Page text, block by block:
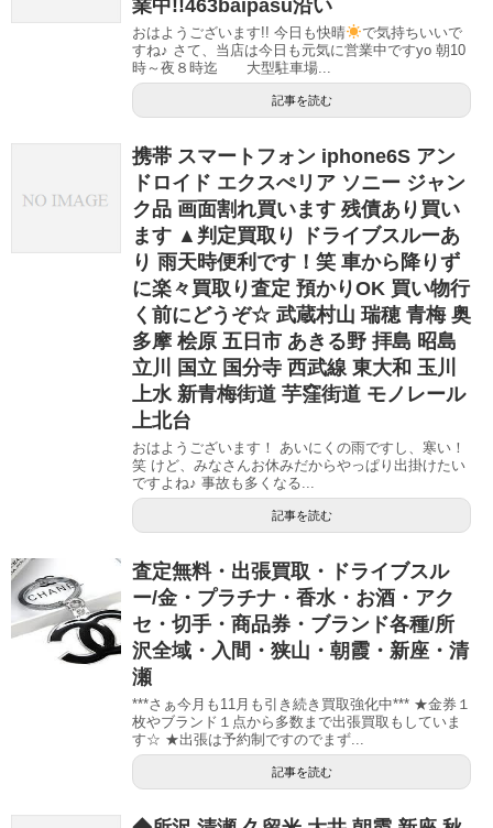
業中!!463baipasu沿い
おはようございます!! 今日も快晴
で気持ちいいで
すね♪ さて、当店は今日も元気に営業中ですyo 朝10
時～夜８時迄 大型駐車場...
記事を読む
携帯 スマートフォン iphone6S アン
ドロイド エクスぺリア ソニー ジャン
ク品 画面割れ買います 残債あり買い
ます ▲判定買取り ドライブスルーあ
り 雨天時便利です！笑 車から降りず
に楽々買取り査定 預かりOK 買い物行
く前にどうぞ☆ 武蔵村山 瑞穂 青梅 奥
多摩 桧原 五日市 あきる野 拝島 昭島
立川 国立 国分寺 西武線 東大和 玉川
上水 新青梅街道 芋窪街道 モノレール
上北台
おはようございます！ あいにくの雨ですし、寒い！
笑 けど、みなさんお休みだからやっぱり出掛けたい
ですよね♪ 事故も多くなる...
記事を読む
査定無料・出張買取・ドライブスル
ー/金・プラチナ・香水・お酒・アク
セ・切手・商品券・ブランド各種/所
沢全域・入間・狭山・朝霞・新座・清
瀬
***さぁ今月も11月も引き続き買取強化中*** ★金券１
枚やブランド１点から多数まで出張買取もしていま
す☆ ★出張は予約制ですのでまず...
記事を読む